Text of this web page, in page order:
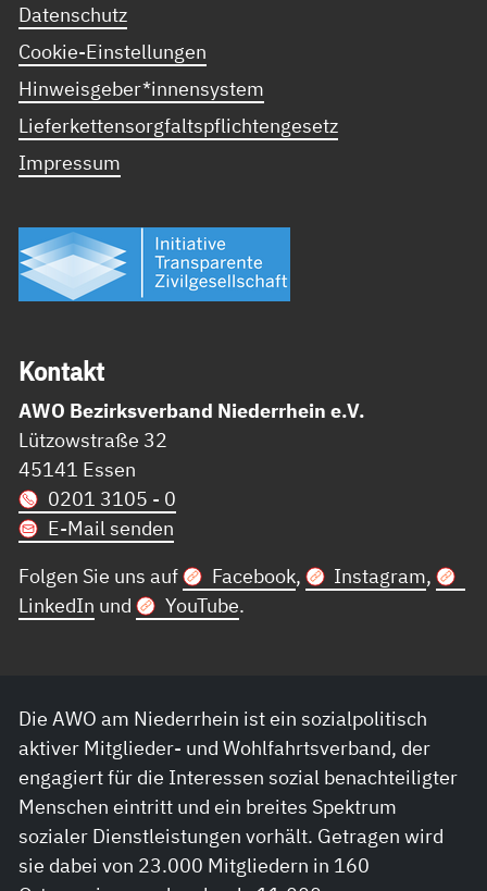
Datenschutz
Cookie-Einstellungen
Hinweisgeber*innensystem
Lieferkettensorgfaltspflichtengesetz
Impressum
Kon­takt
AWO Bezirksverband Niederrhein e.V.
Lützowstraße 32
45141 Essen
0201 3105 - 0
E-Mail senden
Folgen Sie uns auf
Facebook, Instagram,
LinkedIn und YouTube.
Die AWO am Niederrhein ist ein sozialpolitisch
aktiver Mitglieder- und Wohlfahrtsverband, der
engagiert für die Interessen sozial benachteiligter
Menschen eintritt und ein breites Spektrum
sozialer Dienstleistungen vorhält. Getragen wird
sie dabei von 23.000 Mitgliedern in 160